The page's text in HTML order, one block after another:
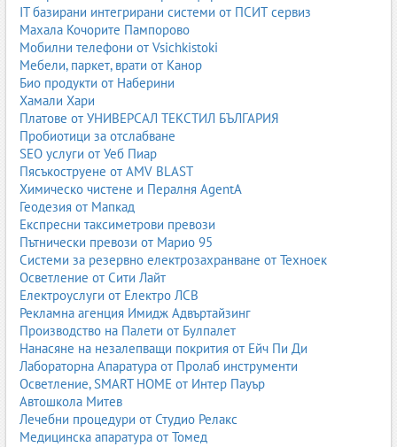
Пазарът на бебешки храни се развива бързо под влияние на
здравословните тенденции, технологиите и изискванията на
родителите. Все по-популярни стават био продуктите,
минимално обработените храни, продукти без добавена захар
и устойчивите опаковки. Производителите разработват нови
формули с пробиотици, пребиотици, DHA и растителни
протеини. Онлайн търговията и абонаментните кутии също
променят начина, по който родителите купуват бебешки храни.
Често задавани въпроси
Кои са основните видове бебешки храни?
Основните видове включват пюрета, каши, адаптирани млека,
био храни, напитки, десерти и специализирани продукти.
Кога започва захранването?
Обикновено между 4 и 6 месеца, според препоръките на
педиатър и индивидуалните нужди на детето.
Какво представлява адаптираното мляко?
Това е специално разработена млечна формула, която
замества или допълва кърменето и осигурява необходимите
хранителни вещества.
IT базирани интегрирани системи от ПСИТ сервиз
Махала Кочорите Пампорово
Мобилни телефони от Vsichkistoki
Мебели, паркет, врати от Канор
Био продукти от Наберини
Хамали Хари
Платове от УНИВЕРСАЛ ТЕКСТИЛ БЪЛГАРИЯ
Пробиотици за отслабване
SEO услуги от Уеб Пиар
Пясъкоструене от AMV BLAST
Химическо чистене и Пералня AgentA
Геодезия от Мапкад
Експресни таксиметрови превози
Пътнически превози от Марио 95
Системи за резервно електрозахранване от Техноек
Осветление от Сити Лайт
Електроуслуги от Електро ЛСВ
Рекламна агенция Имидж Адвъртайзинг
Производство на Палети от Булпалет
Нанасяне на незалепващи покрития от Ейч Пи Ди
Лабораторна Апаратура от Пролаб инструменти
Осветление, SMART HOME от Интер Пауър
Автошкола Митев
Лечебни процедури от Студио Релакс
Медицинска апаратура от Томед